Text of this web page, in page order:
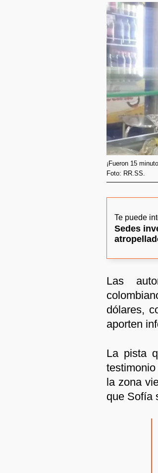
¡Fueron 15
Foto: RR.SS.
Te puede
Sedes
Las
dólares,
aporten
La pista
la zona
que Sofía